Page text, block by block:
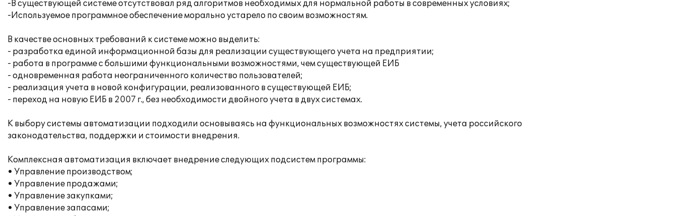
-В существующей системе отсутствовал ряд алгоритмов необходимых для нормальной работы в современных условиях;
-Используемое программное обеспечение морально устарело по своим возможностям.
В качестве основных требований к системе можно выделить:
- разработка единой информационной базы для реализации существующего учета на предприятии;
- работа в программе с большими функциональными возможностями, чем существующей ЕИБ
- одновременная работа неограниченного количество пользователей;
- реализация учета в новой конфигурации, реализованного в существующей ЕИБ;
- переход на новую ЕИБ в 2007 г., без необходимости двойного учета в двух системах.
К выбору системы автоматизации подходили основываясь на функциональных возможностях системы, учета российского
законодательства, поддержки и стоимости внедрения.
Комплексная автоматизация включает внедрение следующих подсистем программы:
• Управление производством;
• Управление продажами;
• Управление закупками;
• Управление запасами;